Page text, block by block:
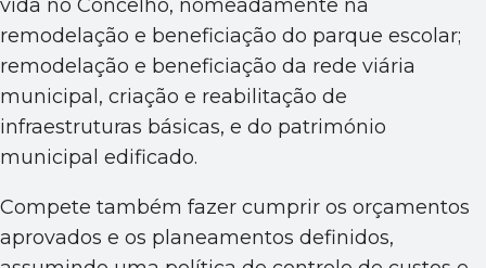
vida no Concelho, nomeadamente na
remodelação e beneficiação do parque escolar;
remodelação e beneficiação da rede viária
municipal, criação e reabilitação de
infraestruturas básicas, e do património
municipal edificado.
Compete também fazer cumprir os orçamentos
aprovados e os planeamentos definidos,